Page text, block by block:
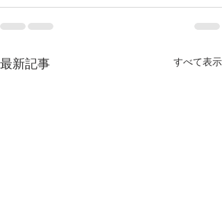
最新記事 すべて表示